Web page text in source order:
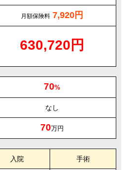
月額保険料 7,920円
630,720円
70%
なし
70万円
入院 手術